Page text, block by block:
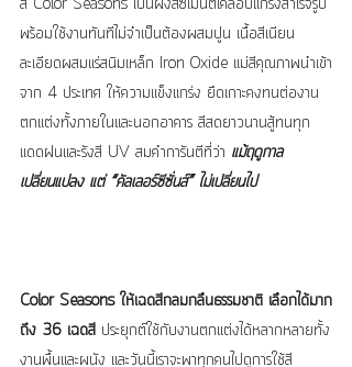
พร้อมใช้งานทันทีไม่จำเป็นต้องผสมปูน เนื้อสีเนียน
ละเอียดผสมแร่สนิมเหล็ก Iron Oxide แม่สีคุณภาพนำเข้า
จาก 4 ประเทศ ให้ความแข็งแกร่ง ยึดเกาะคงทนต่องาน
ตกแต่งทั้งภายในและนอกอาคาร สีสดยาวนานสู้ทนทุก
แดดฝนและรังสี UV สมคำการันตีที่ว่า แม้ฤดูกาล
เปลี่ยนแปลง แต่ “คัลเลอร์ซีซั่นส์” ไม่เปลี่ยนไป
Color Seasons ให้เฉดสีกลมกลืนธรรมชาติ เลือกได้มาก
ถึง 36 เฉดสี ประยุกต์ใช้กับงานตกแต่งได้หลากหลายทั้ง
งานพื้นและผนัง และวันนี้เราจะพาทุกคนไปดูการใช้สี